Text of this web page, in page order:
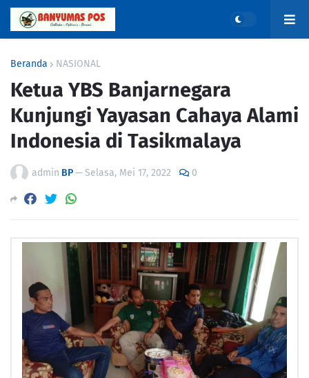
Beranda NASIONAL
Ketua YBS Banjarnegara
Kunjungi Yayasan Cahaya Alami
Indonesia di Tasikmalaya
admin BP—Selasa, Mei 17, 2022 0